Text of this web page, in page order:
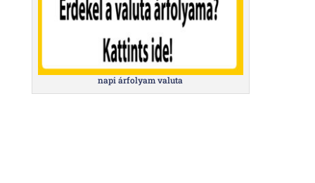
napi árfolyam valuta